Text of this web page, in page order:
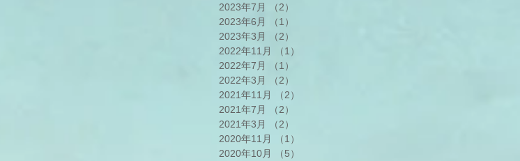
2023年7月
（2）
2023年6月
（1）
2023年3月
（2）
2022年11月
（1）
2022年7月
（1）
2022年3月
（2）
2021年11月
（2）
2021年7月
（2）
2021年3月
（2）
2020年11月
（1）
2020年10月
（5）